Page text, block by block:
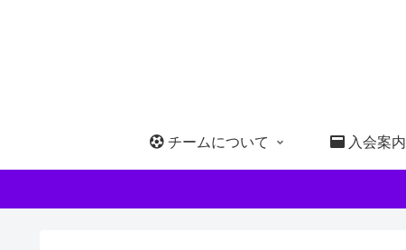
チームについて 入会案内